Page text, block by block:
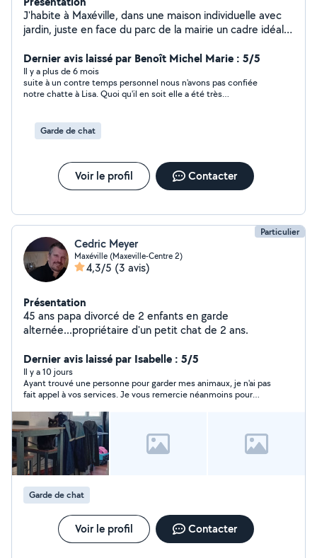
J'habite à Maxéville, dans une maison individuelle avec
jardin, juste en face du parc de la mairie un cadre idéal
câline, patiente et passionnée par les animaux, je
prends soin d'eux avec tout l'amour et l'attention qu'ils
méritent. Je n'ai pas de certification officielle, mais
depuis plusieurs années, je suis la personne de
garder un animal. Je m'occupe régulièrement de chiens,
de chats et de petits animaux, pour des promenades,
attentive et soigneuse, je respecte les habitudes de
chaque animal, veille à leur confort, leur sécurité et leur
et affectueuse. Si vous cherchez une personne fiable,
expérimentée et aimante, je serai ravie de m'occuper
de votre compagnon.
Dernier avis laissé par Benoît Michel Marie : 5/5
Il y a plus de 6 mois
suite à un contre temps personnel nous n'avons pas confiée
notre chatte à Lisa. Quoi qu'il en soit elle a été très
Garde de chat
Voir le profil Contacter
Particulier
Cedric Meyer
Maxéville (Maxeville-Centre 2)
4,3/5 (3 avis)
Présentation
45 ans papa divorcé de 2 enfants en garde
alternée...propriétaire d'un petit chat de 2 ans.
Dernier avis laissé par Isabelle : 5/5
Il y a 10 jours
Ayant trouvé une personne pour garder mes animaux, je n'ai pas
fait appel à vos services. Je vous remercie néanmoins pour
Garde de chat
Voir le profil Contacter